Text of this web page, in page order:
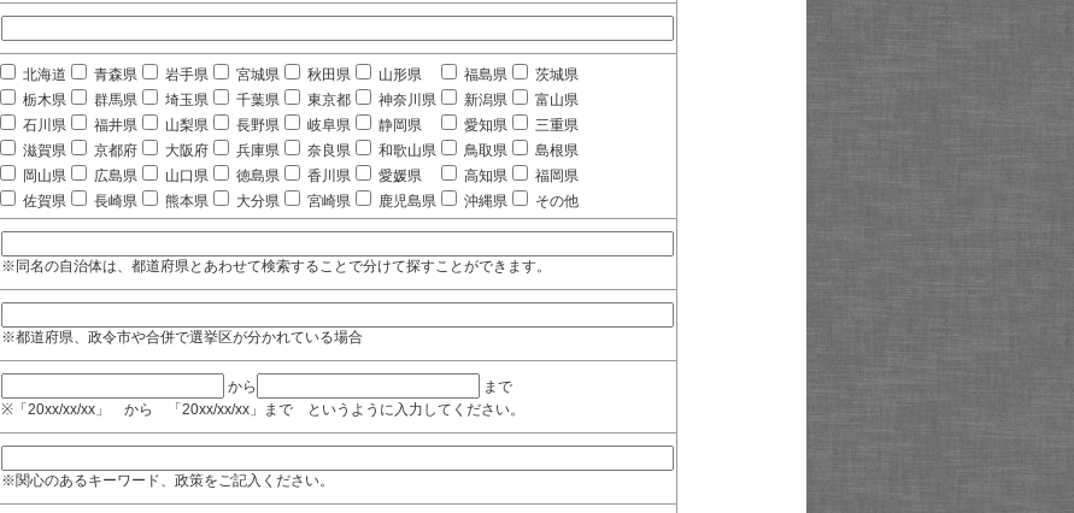
北海道 青森県 岩手県 宮城県 秋田県 山形県 福島県
茨城県
栃木県
群馬県 埼玉県 千葉県 東京都 神奈川県 新潟県
富山県
石川県
福井県 山梨県 長野県 岐阜県 静岡県 愛知県
三重県
滋賀県
京都府 大阪府 兵庫県 奈良県 和歌山県 鳥取県
島根県
岡山県
広島県 山口県 徳島県 香川県 愛媛県 高知県
福岡県
佐賀県
長崎県 熊本県 大分県 宮崎県 鹿児島県 沖縄県 その他
※同名の自治体は、都道府県とあわせて検索することで分けて探すことができます。
※都道府県、政令市や合併で選挙区が分かれている場合
から
まで
※「20xx/xx/xx」 から 「20xx/xx/xx」まで というように入力してください。
※関心のあるキーワード、政策をご記入ください。